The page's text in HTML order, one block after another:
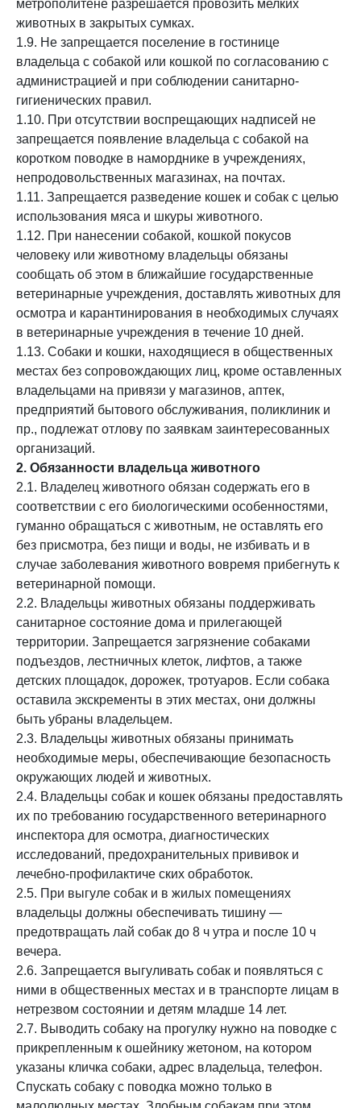
метрополитене разрешается провозить мелких
животных в закрытых сумках.
1.9. Не запрещается поселение в гостинице
владельца с собакой или кошкой по согласованию с
администрацией и при соблюдении санитарно-
гигиенических правил.
1.10. При отсутствии воспрещающих надписей не
запрещается появление владельца с собакой на
коротком поводке в наморднике в учреждениях,
непродовольственных магазинах, на почтах.
1.11. Запрещается разведение кошек и собак с целью
использования мяса и шкуры животного.
1.12. При нанесении собакой, кошкой покусов
человеку или животному владельцы обязаны
сообщать об этом в ближайшие государственные
ветеринарные учреждения, доставлять животных для
осмотра и карантинирования в необходимых случаях
в ветеринарные учреждения в течение 10 дней.
1.13. Собаки и кошки, находящиеся в общественных
местах без сопровождающих лиц, кроме оставленных
владельцами на привязи у магазинов, аптек,
предприятий бытового обслуживания, поликлиник и
пр., подлежат отлову по заявкам заинтересованных
организаций.
2. Обязанности владельца животного
2.1. Владелец животного обязан содержать его в
соответствии с его биологическими особенностями,
гуманно обращаться с животным, не оставлять его
без присмотра, без пищи и воды, не избивать и в
случае заболевания животного вовремя прибегнуть к
ветеринарной помощи.
2.2. Владельцы животных обязаны поддерживать
санитарное состояние дома и прилегающей
территории. Запрещается загрязнение собаками
подъездов, лестничных клеток, лифтов, а также
детских площадок, дорожек, тротуаров. Если собака
оставила экскременты в этих местах, они должны
быть убраны владельцем.
2.3. Владельцы животных обязаны принимать
необходимые меры, обеспечивающие безопасность
окружающих людей и животных.
2.4. Владельцы собак и кошек обязаны предоставлять
их по требованию государственного ветеринарного
инспектора для осмотра, диагностических
исследований, предохранительных прививок и
лечебно-профилактиче ских обработок.
2.5. При выгуле собак и в жилых помещениях
владельцы должны обеспечивать тишину —
предотвращать лай собак до 8 ч утра и после 10 ч
вечера.
2.6. Запрещается выгуливать собак и появляться с
ними в общественных местах и в транспорте лицам в
нетрезвом состоянии и детям младше 14 лет.
2.7. Выводить собаку на прогулку нужно на поводке с
прикрепленным к ошейнику жетоном, на котором
указаны кличка собаки, адрес владельца, телефон.
Спускать собаку с поводка можно только в